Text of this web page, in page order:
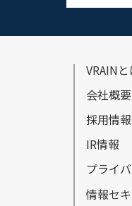
VRAIN
会社概要
採⽤情報
IR情報
プライ
情報セ